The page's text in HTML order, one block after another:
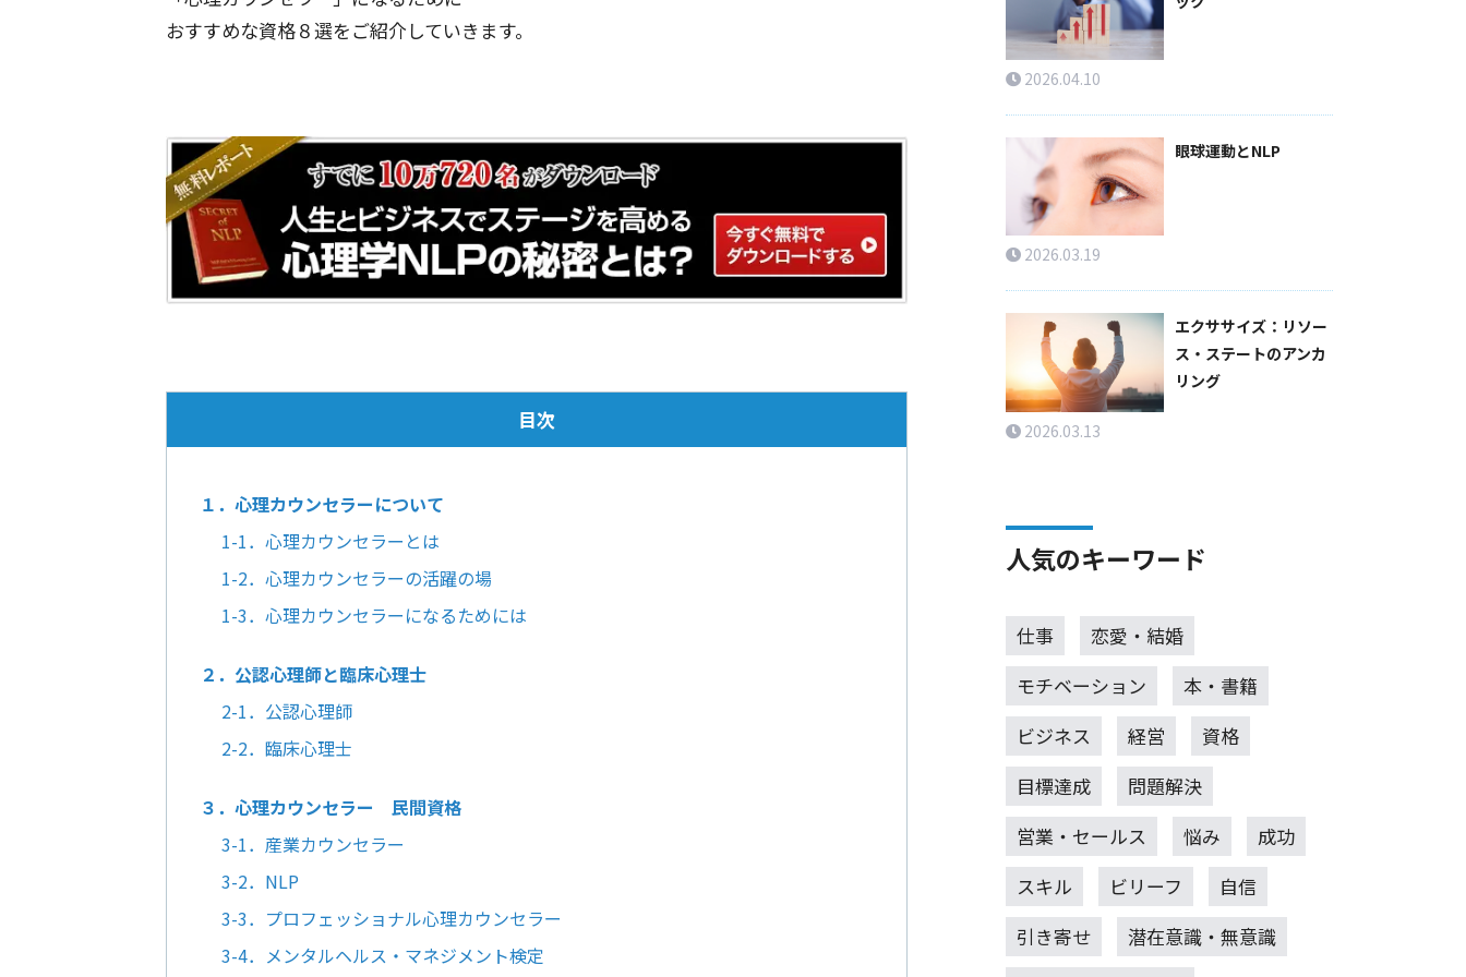
おすすめな資格８選をご紹介していきます。
目次
１．心理カウンセラーについて
1-1．心理カウンセラーとは
1-2．心理カウンセラーの活躍の場
1-3．心理カウンセラーになるためには
２．公認心理師と臨床心理士
2-1．公認心理師
2-2．臨床心理士
３．心理カウンセラー 民間資格
3-1．産業カウンセラー
3-2．NLP
3-3．プロフェッショナル心理カウンセラー
3-4．メンタルヘルス・マネジメント検定
2026.04.10
眼球運動とNLP
2026.03.19
エクササイズ：リソー
ス・ステートのアンカ
リング
2026.03.13
人気のキーワード
仕事
恋愛・結婚
モチベーション
本・書籍
ビジネス
経営
資格
目標達成
問題解決
営業・セールス
悩み
成功
スキル
ビリーフ
自信
引き寄せ
潜在意識・無意識